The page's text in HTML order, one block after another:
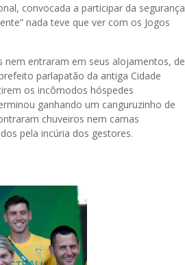
convocada a participar da segurança
nada teve que ver com os Jogos
nem entraram em seus alojamentos, de
parlapatão da antiga Cidade
os incômodos hóspedes
ganhando um canguruzinho de
chuveiros nem camas
pela incúria dos gestores.